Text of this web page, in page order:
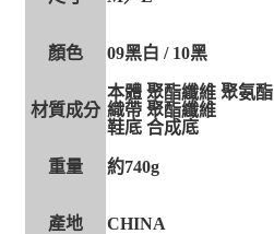
顏色 09黑白 / 10黑
材質成分
本體 聚酯纖維 聚氨酯
織帶 聚酯纖維
鞋底 合成底
重量 約740g
產地 CHINA